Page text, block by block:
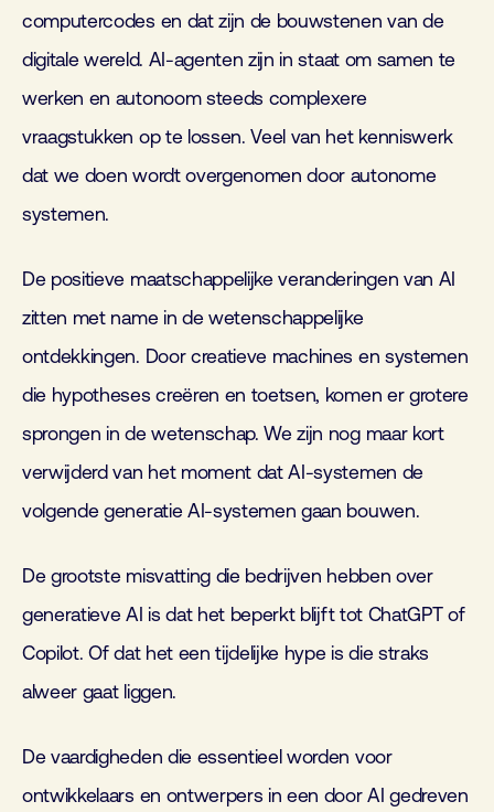
computercodes en dat zijn de bouwstenen van de
digitale wereld. AI-agenten zijn in staat om samen te
werken en autonoom steeds complexere
vraagstukken op te lossen. Veel van het kenniswerk
dat we doen wordt overgenomen door autonome
systemen.
De positieve maatschappelijke veranderingen van AI
zitten met name in de wetenschappelijke
ontdekkingen. Door creatieve machines en systemen
die hypotheses creëren en toetsen, komen er grotere
sprongen in de wetenschap. We zijn nog maar kort
verwijderd van het moment dat AI-systemen de
volgende generatie AI-systemen gaan bouwen.
De grootste misvatting die bedrijven hebben over
generatieve AI is dat het beperkt blijft tot ChatGPT of
Copilot. Of dat het een tijdelijke hype is die straks
alweer gaat liggen.
De vaardigheden die essentieel worden voor
ontwikkelaars en ontwerpers in een door AI gedreven